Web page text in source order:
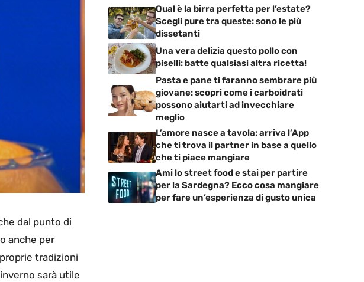
dal punto di
anche per
tradizioni
sarà utile
Qual è la birra perfetta per l’estate?
Scegli pure tra queste: sono le più
dissetanti
Una vera delizia questo pollo con
piselli: batte qualsiasi altra ricetta!
Pasta e pane ti faranno sembrare più
giovane: scopri come i carboidrati
possono aiutarti ad invecchiare
meglio
L’amore nasce a tavola: arriva l’App
che ti trova il partner in base a quello
che ti piace mangiare
Ami lo street food e stai per partire
per la Sardegna? Ecco cosa mangiare
per fare un’esperienza di gusto unica